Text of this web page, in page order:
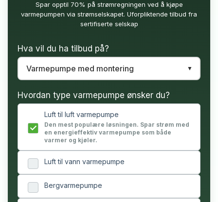
Spar opptil 70% på strømregningen ved å kjøpe
varmepumpen via strømselskapet. Uforpliktende tilbud fra
sertifiserte selskap
Hva vil du ha tilbud på?
Hvordan type varmepumpe ønsker du?
Luft til luft varmepumpe
Den mest populære løsningen. Spar strøm med
en energieffektiv varmepumpe som både
varmer og kjøler.
Luft til vann varmepumpe
Bergvarmepumpe